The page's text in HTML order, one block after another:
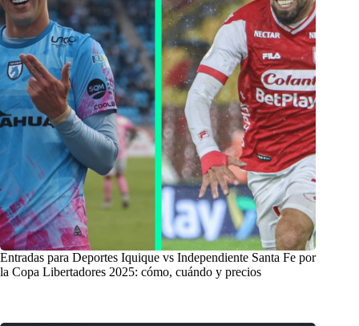
Entradas para Deportes Iquique vs Independiente Santa Fe por
la Copa Libertadores 2025: cómo, cuándo y precios